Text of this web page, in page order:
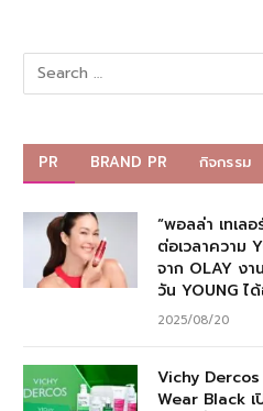
PR BRAND PR กิจกรรม
“พอลล่า เทเล
ต่อเวลาความ
จาก OLAY ง
วัน YOUNG ไ
2025/08/20
Vichy
Wear Black